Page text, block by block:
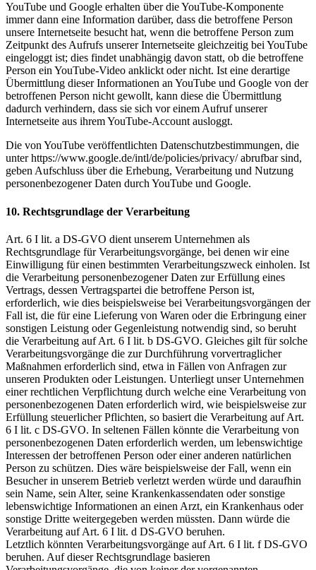
YouTube und Google erhalten über die YouTube-Komponente
immer dann eine Information darüber, dass die betroffene Person
unsere Internetseite besucht hat, wenn die betroffene Person zum
Zeitpunkt des Aufrufs unserer Internetseite gleichzeitig bei YouTube
eingeloggt ist; dies findet unabhängig davon statt, ob die betroffene
Person ein YouTube-Video anklickt oder nicht. Ist eine derartige
Übermittlung dieser Informationen an YouTube und Google von der
betroffenen Person nicht gewollt, kann diese die Übermittlung
dadurch verhindern, dass sie sich vor einem Aufruf unserer
Internetseite aus ihrem YouTube-Account ausloggt.
Die von YouTube veröffentlichten Datenschutzbestimmungen, die
unter https://www.google.de/intl/de/policies/privacy/ abrufbar sind,
geben Aufschluss über die Erhebung, Verarbeitung und Nutzung
personenbezogener Daten durch YouTube und Google.
10. Rechtsgrundlage der Verarbeitung
Art. 6 I lit. a DS-GVO dient unserem Unternehmen als
Rechtsgrundlage für Verarbeitungsvorgänge, bei denen wir eine
Einwilligung für einen bestimmten Verarbeitungszweck einholen. Ist
die Verarbeitung personenbezogener Daten zur Erfüllung eines
Vertrags, dessen Vertragspartei die betroffene Person ist,
erforderlich, wie dies beispielsweise bei Verarbeitungsvorgängen der
Fall ist, die für eine Lieferung von Waren oder die Erbringung einer
sonstigen Leistung oder Gegenleistung notwendig sind, so beruht
die Verarbeitung auf Art. 6 I lit. b DS-GVO. Gleiches gilt für solche
Verarbeitungsvorgänge die zur Durchführung vorvertraglicher
Maßnahmen erforderlich sind, etwa in Fällen von Anfragen zur
unseren Produkten oder Leistungen. Unterliegt unser Unternehmen
einer rechtlichen Verpflichtung durch welche eine Verarbeitung von
personenbezogenen Daten erforderlich wird, wie beispielsweise zur
Erfüllung steuerlicher Pflichten, so basiert die Verarbeitung auf Art.
6 I lit. c DS-GVO. In seltenen Fällen könnte die Verarbeitung von
personenbezogenen Daten erforderlich werden, um lebenswichtige
Interessen der betroffenen Person oder einer anderen natürlichen
Person zu schützen. Dies wäre beispielsweise der Fall, wenn ein
Besucher in unserem Betrieb verletzt werden würde und daraufhin
sein Name, sein Alter, seine Krankenkassendaten oder sonstige
lebenswichtige Informationen an einen Arzt, ein Krankenhaus oder
sonstige Dritte weitergegeben werden müssten. Dann würde die
Verarbeitung auf Art. 6 I lit. d DS-GVO beruhen.
Letztlich könnten Verarbeitungsvorgänge auf Art. 6 I lit. f DS-GVO
beruhen. Auf dieser Rechtsgrundlage basieren